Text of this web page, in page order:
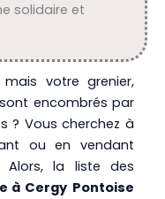
solidaire et
mais votre grenier,
encombrés par
? Vous cherchez à
ou en vendant
la liste des
à Cergy Pontoise